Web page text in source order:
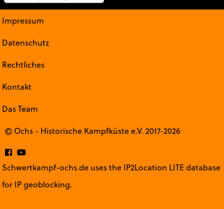
Impressum
Datenschutz
Rechtliches
Kontakt
Das Team
Ochs - Historische Kampfküste e.V. 2017-2026
Schwertkampf-ochs.de uses the IP2Location LITE database
for IP geoblocking.